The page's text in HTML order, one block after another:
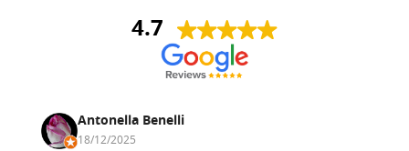
4.7
Antonella Benelli
18/12/2025